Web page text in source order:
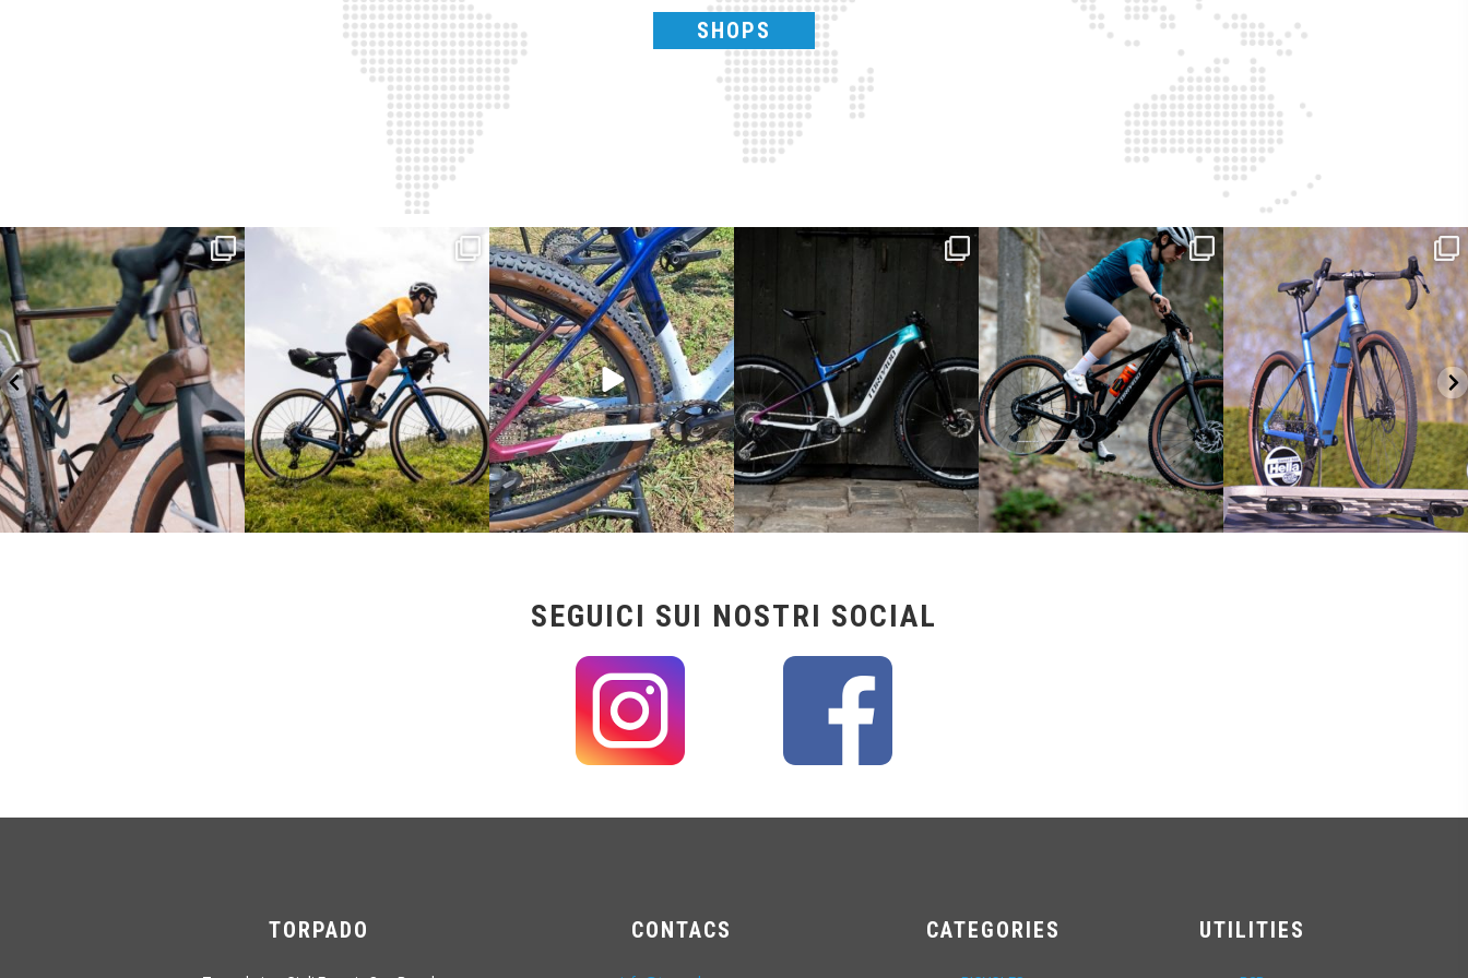
SHOPS
Kepler R è la gravel pensata per affrontare
lunghe...
26 0
Parte dalla strada, continua sulla ghiaia,
2
Torpado ai Campionati Italiani XCO & E-
MTB
...
116 1
ReNero R è stata sviluppata per offrire...
Ieri erano distanze. Oggi con Xanto S
sono...
25 0
Ogni strada racconta una storia.
Con Kepler...
26 0
SEGUICI SUI NOSTRI SOCIAL
TORPADO CONTACS CATEGORIES UTILITIES